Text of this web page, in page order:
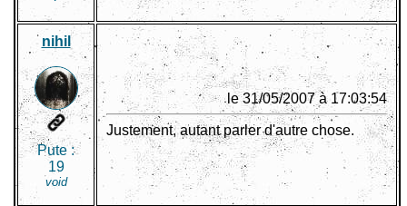
nihil
Pute :
19
void
le 31/05/2007 à 17:03:54
Justement, autant parler d'autre chose.